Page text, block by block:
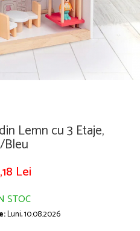
Lemn cu 3 Etaje,
Lei
STOC
Luni, 10.08.2026